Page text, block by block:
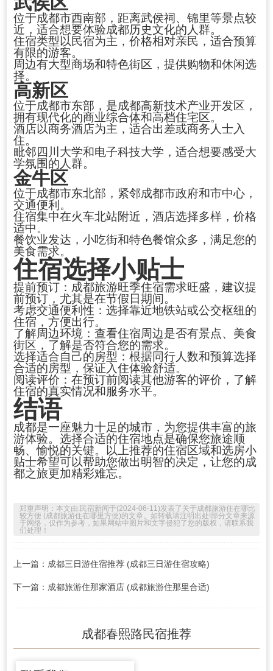
位于成都市西南部，距离武侯祠、锦里等景点较
近，适合想要体验成都历史文化的人群。
住宿类型以民宿为主，价格相对亲民，适合预算
有限的游客。
周边有大型商场和特色街区，提供购物和休闲选
择。
高新区
位于成都市东部，是成都高新技术产业开发区，
拥有现代化的商业综合体和高档住宅区。
酒店以商务酒店为主，适合出差或商务人士入
住。
毗邻四川大学和电子科技大学，适合想要感受大
学氛围的人群。
金牛区
位于成都市东北部，紧邻成都市政府和市中心，
交通便利。
住宿集中在火车北站附近，酒店选择多样，价格
适中。
餐饮业发达，小吃街和特色餐馆众多，满足您的
美食需求。
住宿选择小贴士
提前预订：成都旅游旺季住宿需求旺盛，建议提
前预订，尤其是在节假日期间。
考虑交通便利性：选择靠近地铁站或公交枢纽的
住宿，方便出行。
了解周边环境：查看住宿周边是否有景点、美食
街区，了解是否符合您的需求。
选择适合自己的房型：根据同行人数和预算选择
合适的房型，保证入住体验舒适。
阅读评价：在预订前阅读其他游客的评价，了解
住宿的真实情况和服务水平。
结语
成都是一座魅力十足的城市，为您提供丰富的旅
游体验。选择合适的住宿地点是确保您旅途顺
畅、愉悦的关键。以上推荐的住宿区域和选房小
贴士希望可以帮助您做出明智的决定，让您的成
都之旅更加精彩难忘。
郑重声明：本文由:民宿新闻于(2024-06-11)发表了关于成都旅游住在哪比
较方便 (成都旅游住在哪里方便)的文章。如转载请注明出处!部分文章来源
于网络，仅作为参考，如果网站中图片和文字侵犯了您的版权，请联系我
们处理！
上一篇：成都三日游住宿推荐 (成都三日游住宿攻略)
下一篇：成都旅游住那家酒店 (成都旅游住那里合适)
成都春熙路民宿推荐